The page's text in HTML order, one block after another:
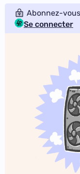
Abonnez-
Se connecter